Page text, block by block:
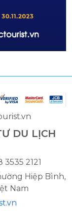
DU LỊCH
2121
Hiệp Bình,
Nam